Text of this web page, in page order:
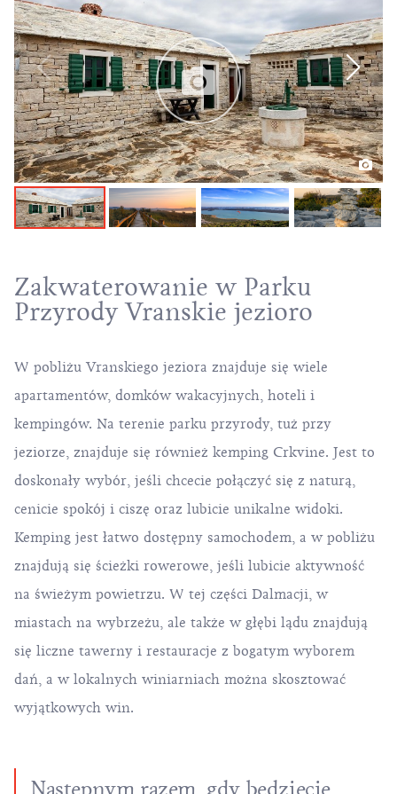
Zakwaterowanie w Parku
Przyrody Vranskie jezioro
W pobliżu Vranskiego jeziora znajduje się wiele
apartamentów, domków wakacyjnych, hoteli i
kempingów. Na terenie parku przyrody, tuż przy
jeziorze, znajduje się również kemping Crkvine. Jest to
doskonały wybór, jeśli chcecie połączyć się z naturą,
cenicie spokój i ciszę oraz lubicie unikalne widoki.
Kemping jest łatwo dostępny samochodem, a w pobliżu
znajdują się ścieżki rowerowe, jeśli lubicie aktywność
na świeżym powietrzu. W tej części Dalmacji, w
miastach na wybrzeżu, ale także w głębi lądu znajdują
się liczne tawerny i restauracje z bogatym wyborem
dań, a w lokalnych winiarniach można skosztować
wyjątkowych win.
Następnym razem, gdy będziecie